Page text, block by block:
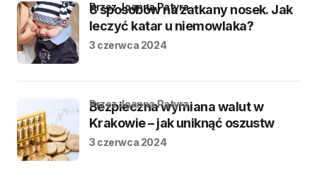
8 sposobów na zatkany nosek. Jak
leczyć katar u niemowlaka?
przez Joanna Patyra
3 czerwca 2024
Bezpieczna wymiana walut w
Krakowie – jak uniknąć oszustw
przez Joanna Patyra
3 czerwca 2024